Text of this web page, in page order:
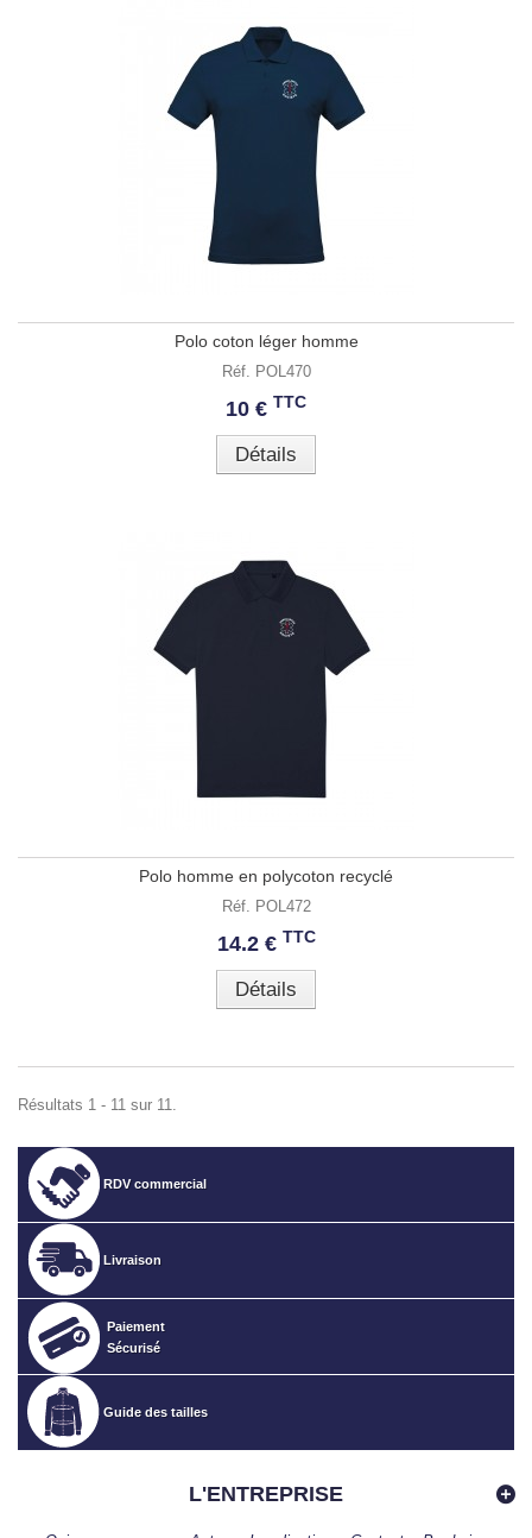
Polo coton léger homme
Réf. POL470
10 € TTC
Détails
Polo homme en polycoton recyclé
Réf. POL472
14.2 € TTC
Détails
Résultats 1 - 11 sur 11.
RDV commercial
Livraison
Paiement
Sécurisé
Guide des tailles
L'ENTREPRISE